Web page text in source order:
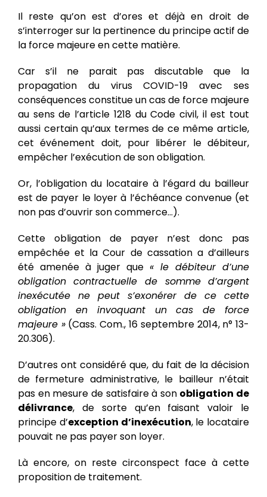
Il reste qu’on est d’ores et déjà en droit de
s’interroger sur la pertinence du principe actif de
la force majeure en cette matière.
Car s’il ne parait pas discutable que la
propagation du virus COVID-19 avec ses
conséquences constitue un cas de force majeure
au sens de l’article 1218 du Code civil, il est tout
aussi certain qu’aux termes de ce même article,
cet événement doit, pour libérer le débiteur,
empêcher l’exécution de son obligation.
Or, l’obligation du locataire à l’égard du bailleur
est de payer le loyer à l’échéance convenue (et
non pas d’ouvrir son commerce…).
Cette obligation de payer n’est donc pas
empêchée et la Cour de cassation a d’ailleurs
été amenée à juger que«le débiteur d’une
obligation contractuelle de somme d’argent
inexécutée ne peut s’exonérer de ce cette
obligation en invoquant un cas de force
majeure »(Cass. Com., 16 septembre 2014, n° 13-
20.306).
D’autres ont considéré que, du fait de la décision
de fermeture administrative, le bailleur n’était
pas en mesure de satisfaire à son obligation de
délivrance, de sorte qu’en faisant valoir le
principe d’exception d’inexécution, le locataire
pouvait ne pas payer son loyer.
Là encore, on reste circonspect face à cette
proposition de traitement.